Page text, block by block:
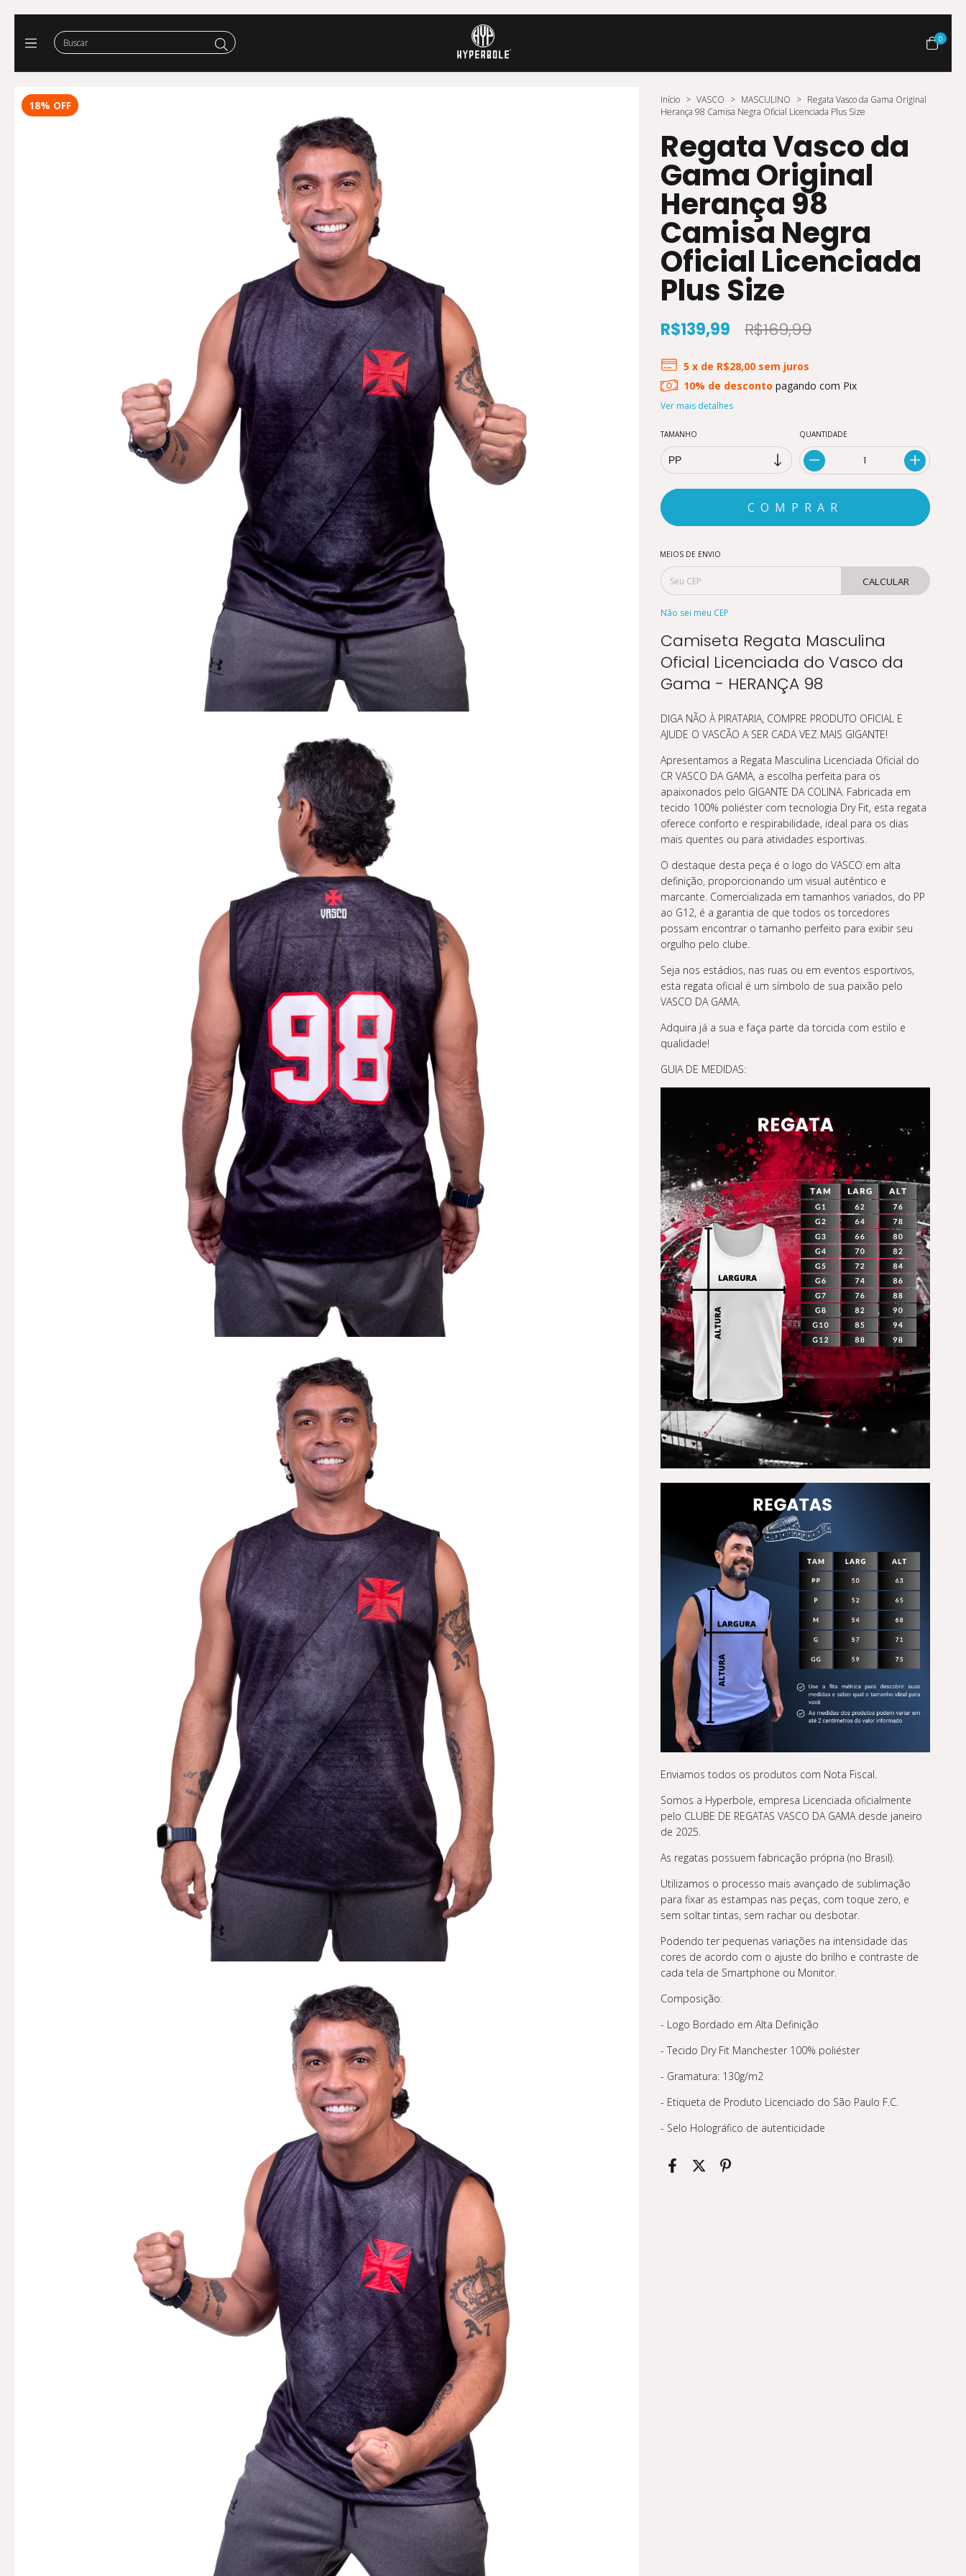
0
18% OFF Início > VASCO > MASCULINO > Regata Vasco da Gama Original
Herança 98 Camisa Negra Oficial Licenciada Plus Size
Regata Vasco da
Gama Original
Herança 98
Camisa Negra
Oficial Licenciada
Plus Size
R$139,99 R$169,99
5 x de R$28,00 sem juros
10% de desconto pagando com Pix
Ver mais detalhes
TAMANHO QUANTIDADE
MEIOS DE ENVIO
CALCULAR
Não sei meu CEP
Camiseta Regata Masculina
Oficial Licenciada do Vasco da
Gama - HERANÇA 98
DIGA NÃO À PIRATARIA, COMPRE PRODUTO OFICIAL E
AJUDE O VASCÃO A SER CADA VEZ MAIS GIGANTE!
Apresentamos a Regata Masculina Licenciada Oficial do
CR VASCO DA GAMA, a escolha perfeita para os
apaixonados pelo GIGANTE DA COLINA. Fabricada em
tecido 100% poliéster com tecnologia Dry Fit, esta regata
oferece conforto e respirabilidade, ideal para os dias
mais quentes ou para atividades esportivas.
O destaque desta peça é o logo do VASCO em alta
definição, proporcionando um visual autêntico e
marcante. Comercializada em tamanhos variados, do PP
ao G12, é a garantia de que todos os torcedores
possam encontrar o tamanho perfeito para exibir seu
orgulho pelo clube.
Seja nos estádios, nas ruas ou em eventos esportivos,
esta regata oficial é um símbolo de sua paixão pelo
VASCO DA GAMA.
Adquira já a sua e faça parte da torcida com estilo e
qualidade!
GUIA DE MEDIDAS:
Enviamos todos os produtos com Nota Fiscal.
Somos a Hyperbole, empresa Licenciada oficialmente
pelo CLUBE DE REGATAS VASCO DA GAMA desde janeiro
de 2025.
As regatas possuem fabricação própria (no Brasil).
Utilizamos o processo mais avançado de sublimação
para fixar as estampas nas peças, com toque zero, e
sem soltar tintas, sem rachar ou desbotar.
Podendo ter pequenas variações na intensidade das
cores de acordo com o ajuste do brilho e contraste de
cada tela de Smartphone ou Monitor.
Composição:
- Logo Bordado em Alta Definição
- Tecido Dry Fit Manchester 100% poliéster
- Gramatura: 130g/m2
- Etiqueta de Produto Licenciado do São Paulo F.C.
- Selo Holográfico de autenticidade